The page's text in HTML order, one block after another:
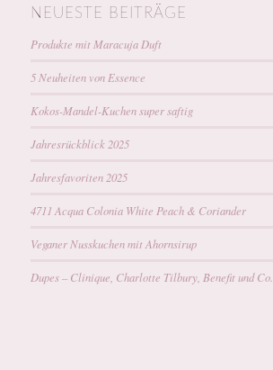
NEUESTE BEITRÄGE
Produkte mit Maracuja Duft
5 Neuheiten von Essence
Kokos-Mandel-Kuchen super saftig
Jahresrückblick 2025
Jahresfavoriten 2025
4711 Acqua Colonia White Peach & Coriander
Veganer Nusskuchen mit Ahornsirup
Dupes – Clinique, Charlotte Tilbury, Benefit und Co.